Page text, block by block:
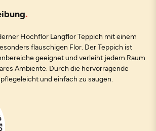
Hochflor Langflor Teppich mit einem
flauschigen Flor. Der Teppich ist
geeignet und verleiht jedem Raum
Ambiente. Durch die hervorragende
und einfach zu saugen.